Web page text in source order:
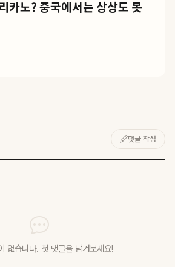
카노? 중국에서는 상상도 못
댓글 작성
없습니다. 첫 댓글을 남겨보세요!